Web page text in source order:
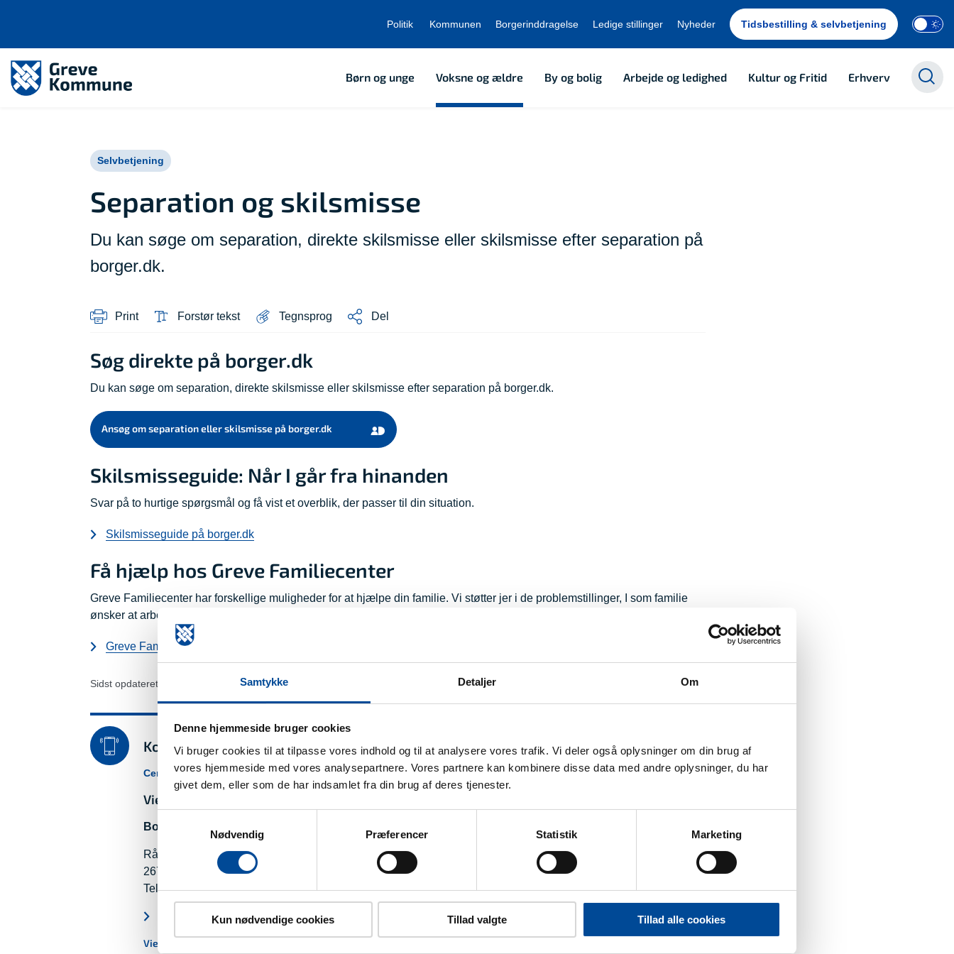
Samtykke Detaljer Om
Denne hjemmeside bruger cookies
Vi bruger cookies til at tilpasse vores indhold og til at analysere vores trafik. Vi deler også oplysninger om din brug af
vores hjemmeside med vores analysepartnere. Vores partnere kan kombinere disse data med andre oplysninger, du har
givet dem, eller som de har indsamlet fra din brug af deres tjenester.
Nødvendig
Præferencer Statistik Marketing
Kun nødvendige cookies Tillad valgte Tillad alle cookies
Politik Kommunen Borgerinddragelse Ledige stillinger Nyheder Tidsbestilling & selvbetjening
Børn og unge Voksne og ældre By og bolig Arbejde og ledighed Kultur og Fritid Erhverv
Selvbetjening
Separation og skilsmisse
Du kan søge om separation, direkte skilsmisse eller skilsmisse efter separation på
borger.dk.
Print Forstør tekst Tegnsprog Del
Søg direkte på borger.dk
Du kan søge om separation, direkte skilsmisse eller skilsmisse efter separation på borger.dk.
Ansøg om separation eller skilsmisse på borger.dk
Skilsmisseguide: Når I går fra hinanden
Svar på to hurtige spørgsmål og få vist et overblik, der passer til din situation.
Skilsmisseguide på borger.dk
Få hjælp hos Greve Familiecenter
Greve Familiecenter har forskellige muligheder for at hjælpe din familie. Vi støtter jer i de problemstillinger, I som familie
ønsker at arbejde med.
Greve Familiecenter
Sidst opdateret: 1. juni 2026
Kontakt
Center for Politik, Organisation og Borgerbetjening
Vielse
Borgerservice
Rådhusholmen 10
2670 Greve
Telefon:43 97 97 97
Send Digital Post (kræver MitID)
Vielse